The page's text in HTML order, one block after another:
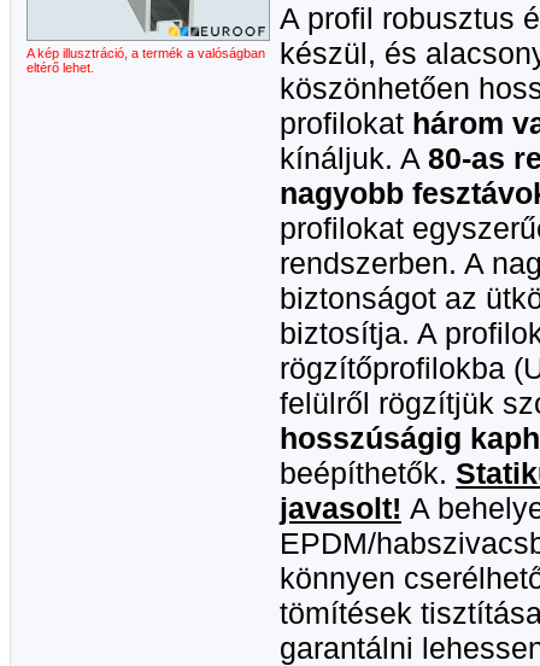
A kép illusztráció, a termék a valóságban
eltérő lehet.
A profil robusztus
készül, és
köszönhetően
profilokat három
kínáljuk. A 80-as
nagyobb
profilokat
rendszerben. A
biztonságot az
biztosítja. A
rögzítőprofilokba
felülről rögzítjük
hosszúságig
beépíthetők.
javasolt! A
EPDM/
könnyen
tömítések
garantálni